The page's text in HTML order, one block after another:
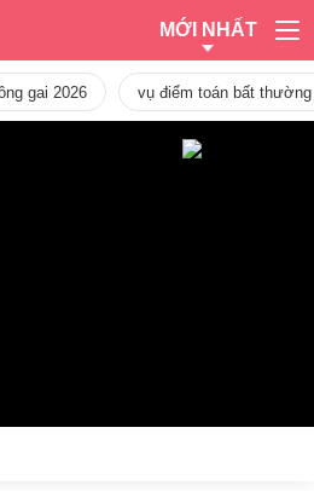
MỚI NHẤT
gai 2026 vụ điểm toán bất